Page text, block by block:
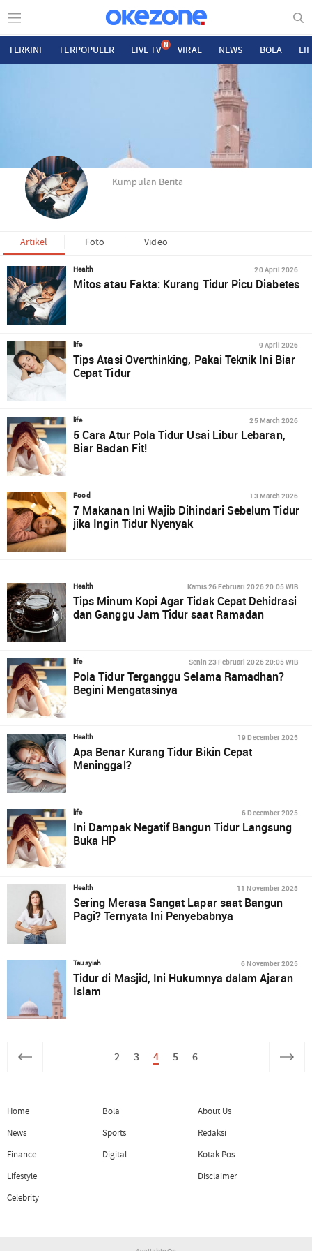
TERKINI TERPOPULER LIVE TV N VIRAL NEWS BOLA
Kumpulan Berita
Artikel Foto Video
Health 20 April 2026
Mitos atau Fakta: Kurang Tidur Picu Diabetes
life 9 April 2026
Tips Atasi Overthinking, Pakai Teknik Ini Biar
Cepat Tidur
life 25 March 2026
5 Cara Atur Pola Tidur Usai Libur Lebaran,
Biar Badan Fit!
Food 13 March 2026
7 Makanan Ini Wajib Dihindari Sebelum Tidur
jika Ingin Tidur Nyenyak
Health Kamis 26 Februari 2026 20:05 WIB
Tips Minum Kopi Agar Tidak Cepat Dehidrasi
dan Ganggu Jam Tidur saat Ramadan
life Senin 23 Februari 2026 20:05 WIB
Pola Tidur Terganggu Selama Ramadhan?
Begini Mengatasinya
Health 19 December 2025
Apa Benar Kurang Tidur Bikin Cepat
Meninggal?
life 6 December 2025
Ini Dampak Negatif Bangun Tidur Langsung
Buka HP
Health 11 November 2025
Sering Merasa Sangat Lapar saat Bangun
Pagi? Ternyata Ini Penyebabnya
Tausyiah 6 November 2025
Tidur di Masjid, Ini Hukumnya dalam Ajaran
Islam
2 3 4 5 6
Home
News
Finance
Lifestyle
Celebrity
Bola
Sports
Digital
About Us
Redaksi
Kotak Pos
Disclaimer